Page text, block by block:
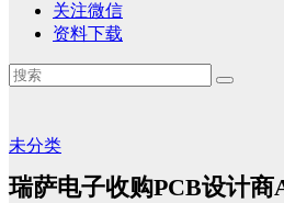
关注微信
资料下载
未分类
瑞萨电子收购PCB设计商